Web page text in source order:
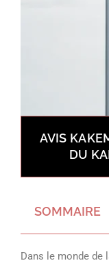
AVIS
DU
SOMMAIRE
Dans le monde